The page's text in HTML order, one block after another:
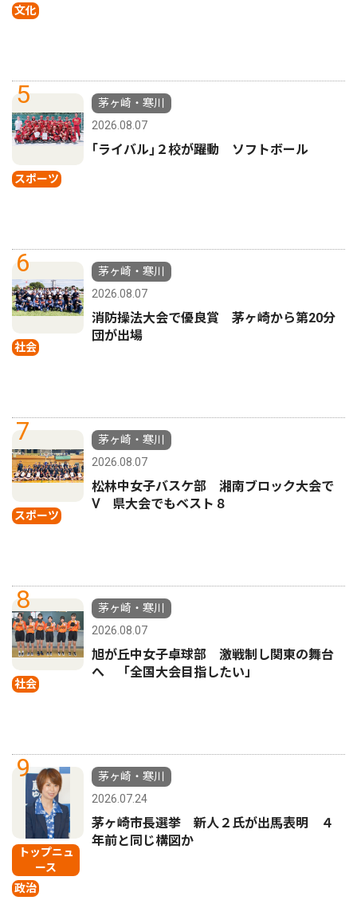
文化
5
スポーツ
茅ヶ崎・寒川
2026.08.07
｢ライバル｣２校が躍動 ソフトボール
6
社会
茅ヶ崎・寒川
2026.08.07
消防操法大会で優良賞 茅ヶ崎から第20分
団が出場
7
スポーツ
茅ヶ崎・寒川
2026.08.07
松林中女子バスケ部 湘南ブロック大会で
Ⅴ 県大会でもベスト８
8
社会
茅ヶ崎・寒川
2026.08.07
旭が丘中女子卓球部 激戦制し関東の舞台
へ 「全国大会目指したい」
9
トップニュ
ース
政治
茅ヶ崎・寒川
2026.07.24
茅ヶ崎市長選挙 新人２氏が出馬表明 ４
年前と同じ構図か